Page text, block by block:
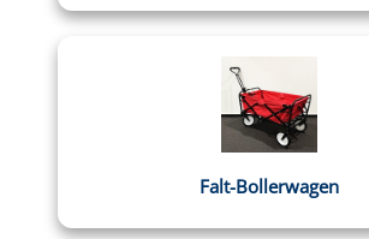
Falt-Bollerwagen